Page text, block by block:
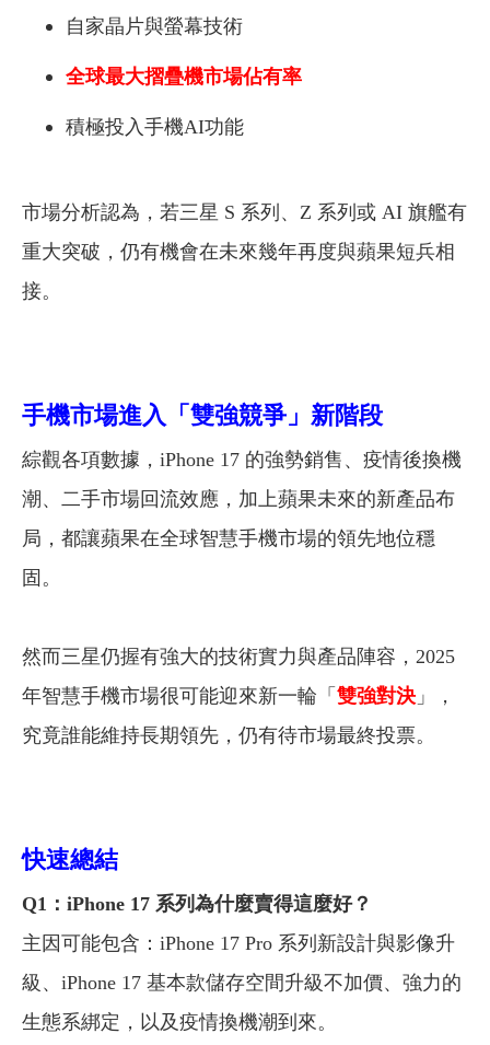
自家晶片與螢幕技術
全球最大摺疊機市場佔有率
積極投入手機AI功能
市場分析認為，若三星 S 系列、Z 系列或 AI 旗艦有
重大突破，仍有機會在未來幾年再度與蘋果短兵相
接。
手機市場進入「雙強競爭」新階段
綜觀各項數據，iPhone 17 的強勢銷售、疫情後換機
潮、二手市場回流效應，加上蘋果未來的新產品布
局，都讓蘋果在全球智慧手機市場的領先地位穩
固。
然而三星仍握有強大的技術實力與產品陣容，2025
年智慧手機市場很可能迎來新一輪「 雙強對決」，
究竟誰能維持長期領先，仍有待市場最終投票。
快速總結
Q1：iPhone 17 系列為什麼賣得這麼好？
主因可能包含：iPhone 17 Pro 系列新設計與影像升
級、iPhone 17 基本款儲存空間升級不加價、強力的
生態系綁定，以及疫情換機潮到來。